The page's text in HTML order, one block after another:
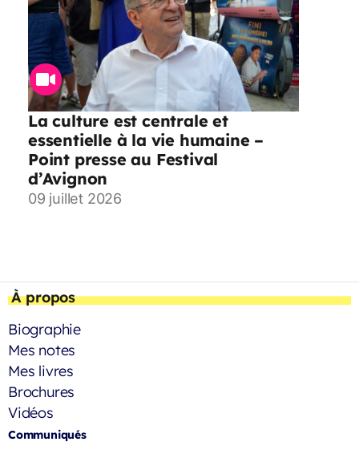
La culture est centrale et
essentielle à la vie humaine –
Point presse au Festival
d’Avignon
09 juillet 2026
À propos
Biographie
Mes notes
Mes livres
Brochures
Vidéos
Communiqués